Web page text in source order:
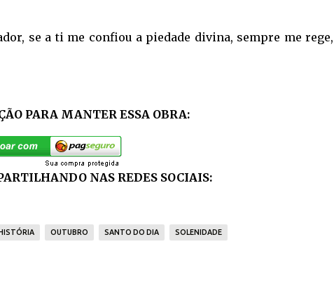
se a ti me confiou a piedade divina, sempre me rege,
PARA MANTER ESSA OBRA:
NAS REDES SOCIAIS:
OUTUBRO SANTO DO DIA SOLENIDADE